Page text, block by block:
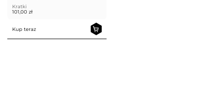
Kratki
101,00 zł
Kup teraz